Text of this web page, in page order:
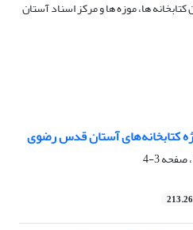
کتابخانه‌های آستان قدس رضوی
3-4